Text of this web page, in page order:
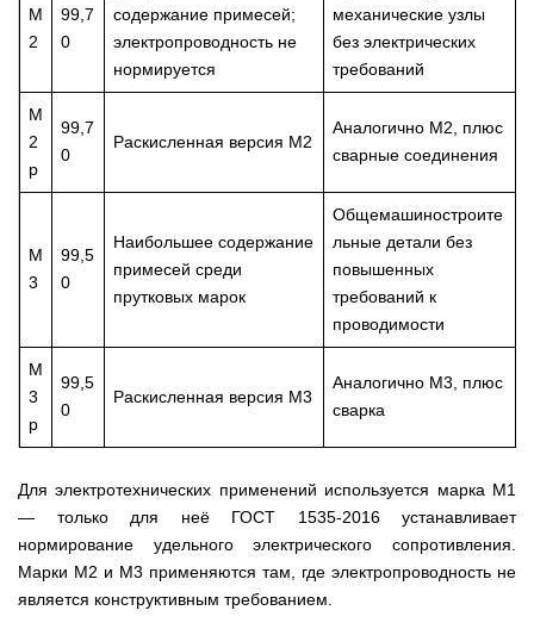
М
2
99,7
0
содержание примесей;
электропроводность не
нормируется
механические узлы
без электрических
требований
М
2
р
99,7
0
Раскисленная версия М2
Аналогично М2, плюс
сварные соединения
М
3
99,5
0
Наибольшее содержание
примесей среди
прутковых марок
Общемашиностроите
льные детали без
повышенных
требований к
проводимости
М
3
р
99,5
0
Раскисленная версия М3
Аналогично М3, плюс
сварка
Для электротехнических применений используется марка М1
— только для неё ГОСТ 1535-2016 устанавливает
нормирование удельного электрического сопротивления.
Марки М2 и М3 применяются там, где электропроводность не
является конструктивным требованием.